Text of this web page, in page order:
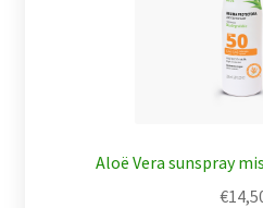
Aloë Vera sunspray
€